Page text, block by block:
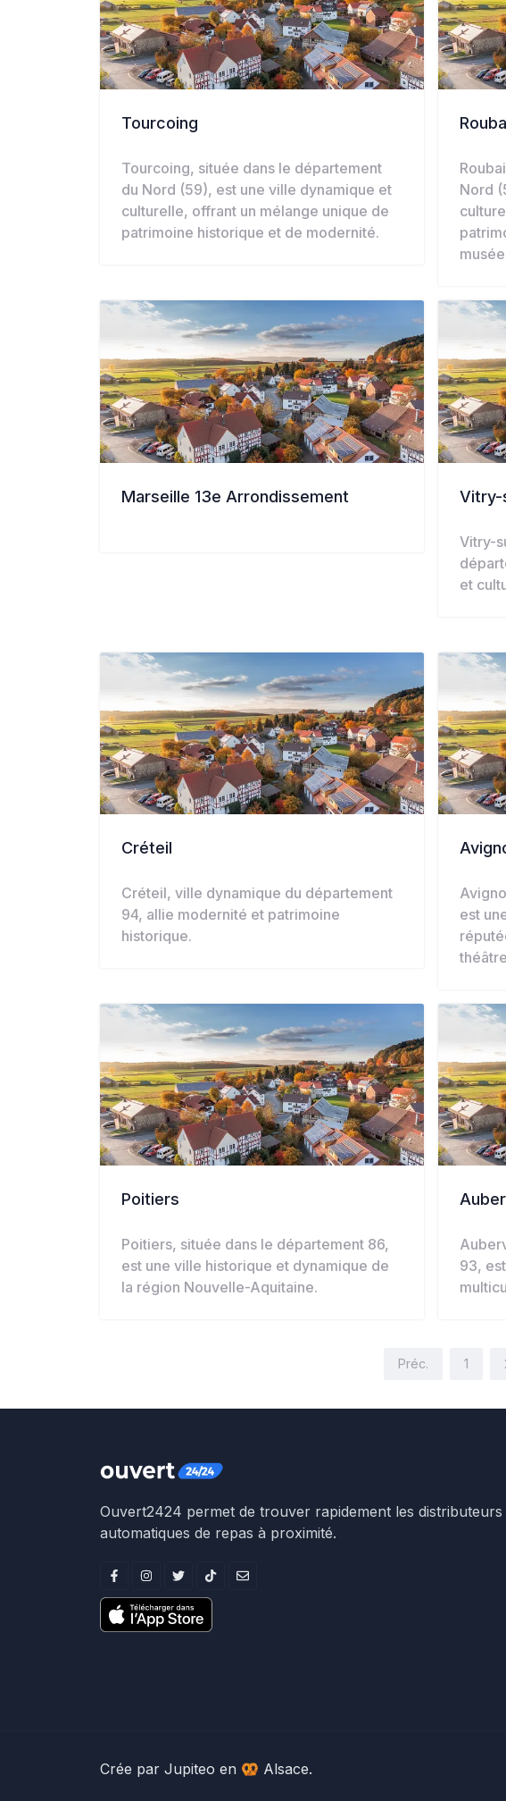
Tourcoing
Tourcoing, située dans le département
du Nord (59), est une ville dynamique et
culturelle, offrant un mélange unique de
patrimoine historique et de modernité.
Nord
Marseille 13e Arrondissement Vitry-
Vitry-
et
Créteil
Créteil, ville dynamique du département
94, allie modernité et patrimoine
historique.
est
Poitiers
Poitiers, située dans le département 86,
est une ville historique et dynamique de
la région Nouvelle-Aquitaine.
93,
Préc. 1
Ouvert2424 permet de trouver rapidement les distributeurs
automatiques de repas à proximité.
Crée par Jupiteo en 🥨 Alsace.